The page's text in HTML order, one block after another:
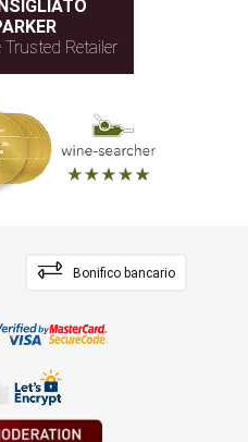
Retailer
Bonifico bancario